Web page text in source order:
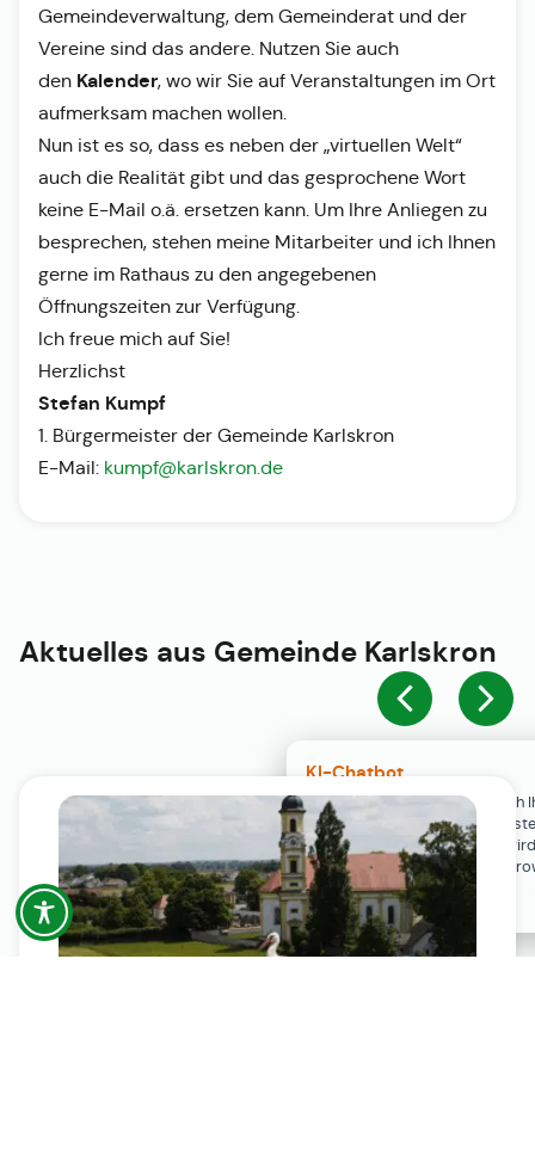
KI-Chatbot
Der KI-Chatbot steht erst nach
Einwilligung in den Cookie-
Verfügung. Der Chat-Verlauf
ausschließlich lokal in Ihrem
gespeichert.
Gemeindeverwaltung, dem Gemeinderat und der
Vereine sind das andere. Nutzen Sie auch
den Kalender, wo wir Sie auf Veranstaltungen im Ort
aufmerksam machen wollen.
Nun ist es so, dass es neben der „virtuellen Welt“
auch die Realität gibt und das gesprochene Wort
keine E-Mail o.ä. ersetzen kann. Um Ihre Anliegen zu
besprechen, stehen meine Mitarbeiter und ich Ihnen
gerne im Rathaus zu den angegebenen
Öffnungszeiten zur Verfügung.
Ich freue mich auf Sie!
Herzlichst
Stefan Kumpf
1. Bürgermeister der Gemeinde Karlskron
E-Mail: kumpf@karlskron.de
Aktuelles aus Gemeinde Karlskron